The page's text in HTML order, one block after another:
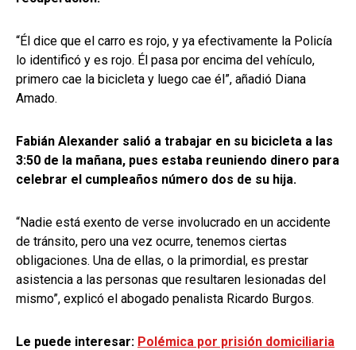
“Él dice que el carro es rojo, y ya efectivamente la Policía
lo identificó y es rojo. Él pasa por encima del vehículo,
primero cae la bicicleta y luego cae él”, añadió Diana
Amado.
Fabián Alexander salió a trabajar en su bicicleta a las
3:50 de la mañana, pues estaba reuniendo dinero para
celebrar el cumpleaños número dos de su hija.
“Nadie está exento de verse involucrado en un accidente
de tránsito, pero una vez ocurre, tenemos ciertas
obligaciones. Una de ellas, o la primordial, es prestar
asistencia a las personas que resultaren lesionadas del
mismo”, explicó el abogado penalista Ricardo Burgos.
Le puede interesar: Polémica por prisión domiciliaria